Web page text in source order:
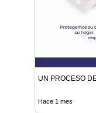
UN PROCESO
Hace 1 mes